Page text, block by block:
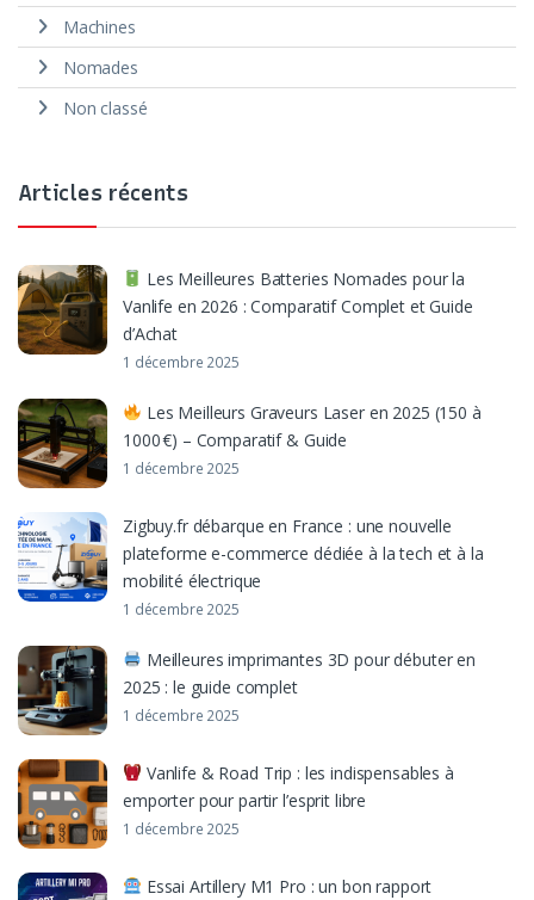
Machines
Nomades
Non classé
Articles récents
Les Meilleures Batteries Nomades pour la
Vanlife en 2026 : Comparatif Complet et Guide
d’Achat
1 décembre 2025
Les Meilleurs Graveurs Laser en 2025 (150 à
1000 €) – Comparatif & Guide
1 décembre 2025
Zigbuy.fr débarque en France : une nouvelle
plateforme e-commerce dédiée à la tech et à la
mobilité électrique
1 décembre 2025
Meilleures imprimantes 3D pour débuter en
2025 : le guide complet
1 décembre 2025
Vanlife & Road Trip : les indispensables à
emporter pour partir l’esprit libre
1 décembre 2025
Essai Artillery M1 Pro : un bon rapport